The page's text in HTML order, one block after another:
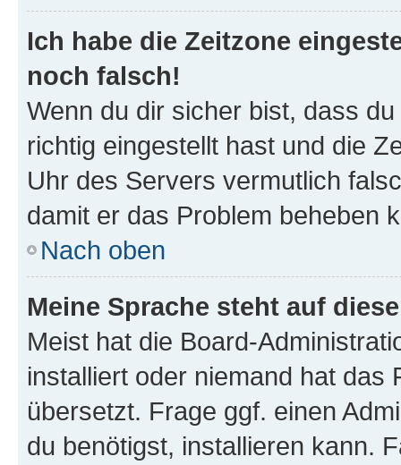
Ich habe die Zeitzone
noch falsch!
Wenn du dir sicher bist, dass
richtig eingestellt hast und die
Uhr des Servers vermutlich
damit er das Problem beheben
Nach oben
Meine Sprache steht auf
Meist hat die Board-
installiert oder niemand hat das
übersetzt. Frage ggf. einen
du benötigst, installieren kann.